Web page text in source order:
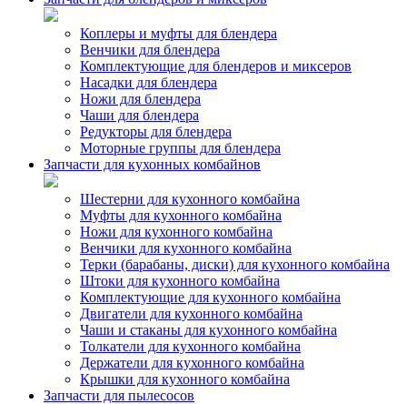
Коплеры и муфты для блендера
Венчики для блендера
Комплектующие для блендеров и миксеров
Насадки для блендера
Ножи для блендера
Чаши для блендера
Редукторы для блендера
Моторные группы для блендера
Запчасти для кухонных комбайнов
Шестерни для кухонного комбайна
Муфты для кухонного комбайна
Ножи для кухонного комбайна
Венчики для кухонного комбайна
Терки (барабаны, диски) для кухонного комбайна
Штоки для кухонного комбайна
Комплектующие для кухонного комбайна
Двигатели для кухонного комбайна
Чаши и стаканы для кухонного комбайна
Толкатели для кухонного комбайна
Держатели для кухонного комбайна
Крышки для кухонного комбайна
Запчасти для пылесосов